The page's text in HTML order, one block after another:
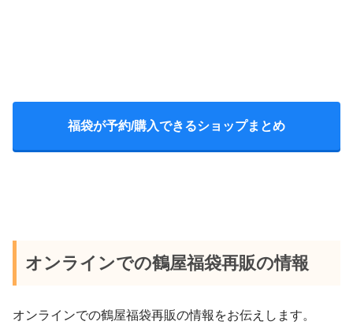
福袋が予約/購入できるショップまとめ
オンラインでの鶴屋福袋再販の情報
オンラインでの鶴屋福袋再販の情報をお伝えします。